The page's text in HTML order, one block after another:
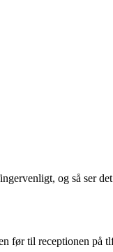
og så ser
før til receptionen på